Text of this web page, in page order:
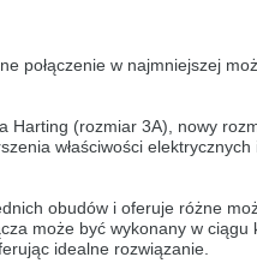
bevorzugt. Diese Webseite
This website is also
stránka je k dispozici i v
połączenie w najmniejszej
Harting (rozmiar 3A), nowy
właściwości elektrycznych
obudów i oferuje różne
może być wykonany w
idealne rozwiązanie.